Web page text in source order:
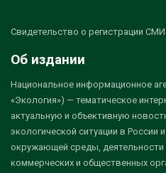
Свидетельство о регистрации
Об издании
Национальное информационное
«Экология») — тематическое
актуальную и объективную
экологической ситуации в России
окружающей среды, деятельности
коммерческих и общественных